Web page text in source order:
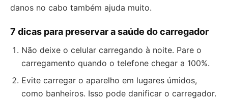
danos no cabo também ajuda muito.
7 dicas para preservar a saúde do carregador
Não deixe o celular carregando à noite. Pare o
carregamento quando o telefone chegar a 100%.
Evite carregar o aparelho em lugares úmidos,
como banheiros. Isso pode danificar o carregador.